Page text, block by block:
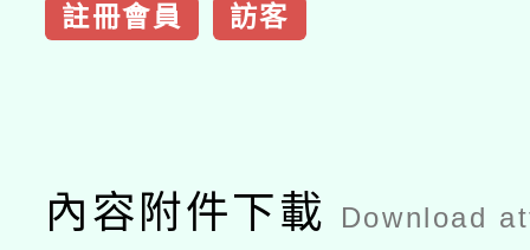
註冊會員 訪客
內容附件下載 Download